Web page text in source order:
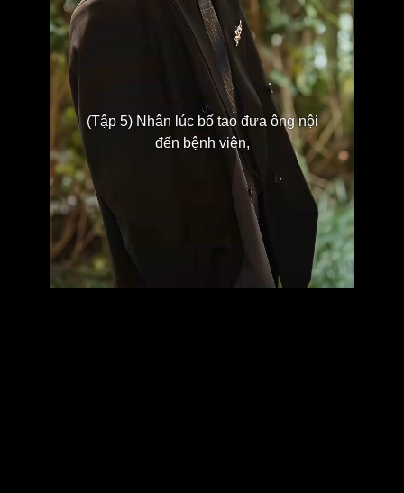
(Tập 5) Nhân lúc bố tao đưa ông nội
đến bệnh viện,